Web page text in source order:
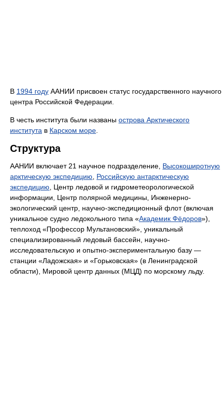
В 1994 году ААНИИ присвоен статус государственного научного
центра Российской Федерации.
В честь института были названы острова Арктического
института в Карском море
Структура
ААНИИ включает 21 научное подразделение, Высокоширотную
арктическую экспедицию
Российскую антарктическую
экспедицию , Центр ледовой и гидрометеорологической
информации, Центр полярной медицины, Инженерно-
экологический центр, научно-экспедиционный флот (включая
уникальное судно ледокольного типа «Академик Фёдоров»),
теплоход «Профессор Мультановский», уникальный
специализированный ледовый бассейн, научно-
исследовательскую и опытно-экспериментальную базу —
станции «Ладожская» и «Горьковская» (в Ленинградской
области), Мировой центр данных (МЦД) по морскому льду.